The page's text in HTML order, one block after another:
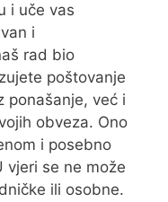
i uče vas
i
rad bio
poštovanje
ponašanje, već i
obveza. Ono
i posebno
vjeri se ne može
ili osobne.